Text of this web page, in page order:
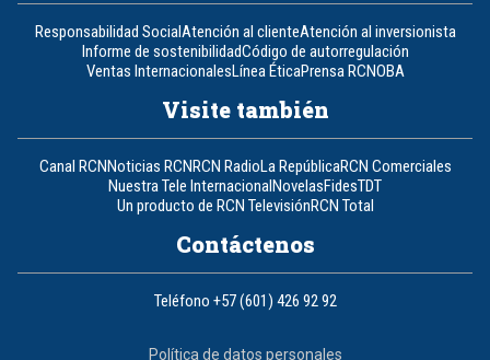
Responsabilidad SocialAtención al clienteAtención al inversionista
Informe de sostenibilidadCódigo de autorregulación
Ventas InternacionalesLínea ÉticaPrensa RCNOBA
Visite también
Canal RCNNoticias RCNRCN RadioLa RepúblicaRCN Comerciales
Nuestra Tele InternacionalNovelasFidesTDT
Un producto de RCN TelevisiónRCN Total
Contáctenos
Teléfono +57 (601) 426 92 92
Política de datos personales